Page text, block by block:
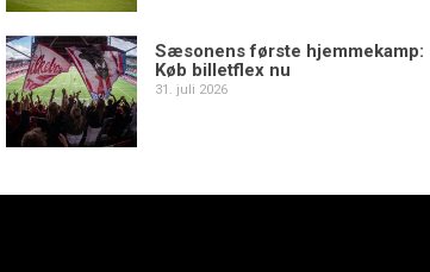
Sæsonens første hjemmekamp:
Køb billetflex nu
31. juli 2026